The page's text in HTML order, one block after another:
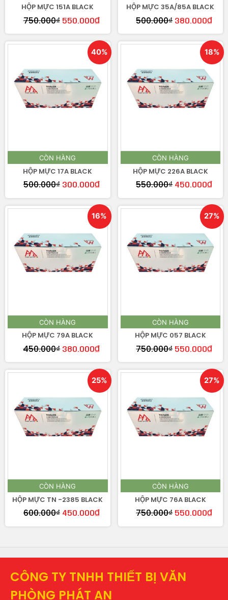
HỘP MỰC 151A BLACK
750.000₫ 550.000₫
HỘP MỰC 35A/85A BLACK
500.000₫ 380.000₫
40%
CÒN HÀNG
HỘP MỰC 17A BLACK
500.000₫ 300.000₫
18%
CÒN HÀNG
HỘP MỰC 226A BLACK
550.000₫ 450.000₫
16%
CÒN HÀNG
HỘP MỰC 79A BLACK
450.000₫ 380.000₫
27%
CÒN HÀNG
HỘP MỰC 057 BLACK
750.000₫ 550.000₫
25%
CÒN HÀNG
HỘP MỰC TN -2385 BLACK
600.000₫ 450.000₫
27%
CÒN HÀNG
HỘP MỰC 76A BLACK
750.000₫ 550.000₫
CÔNG TY TNHH THIẾT BỊ VĂN
PHÒNG PHÁT AN